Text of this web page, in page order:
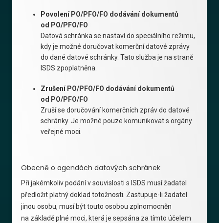
Povolení PO/PFO/FO dodávání dokumentů
od PO/PFO/FO
Datová schránka se nastaví do speciálního režimu,
kdy je možné doručovat komerční datové zprávy
do dané datové schránky. Tato služba je na straně
ISDS zpoplatněna.
Zrušení PO/PFO/FO dodávání dokumentů
od PO/PFO/FO
Zruší se doručování komerčních zpráv do datové
schránky. Je možné pouze komunikovat s orgány
veřejné moci.
Obecně o agendách datových schránek
Při jakémkoliv podání v souvislosti s ISDS musí žadatel
předložit platný doklad totožnosti. Zastupuje-li žadatel
jinou osobu, musí být touto osobou zplnomocněn
na základě plné moci, která je sepsána za tímto účelem